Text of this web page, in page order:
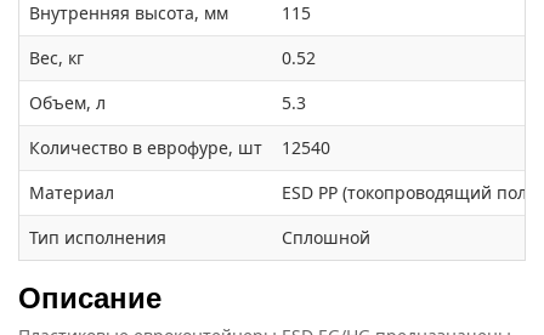
Внутренняя высота, мм
115
Вес, кг
0.52
Объем, л
5.3
Количество в еврофуре, шт
12540
Материал
ESD PP (токопроводящий
Тип исполнения
Сплошной
Описание